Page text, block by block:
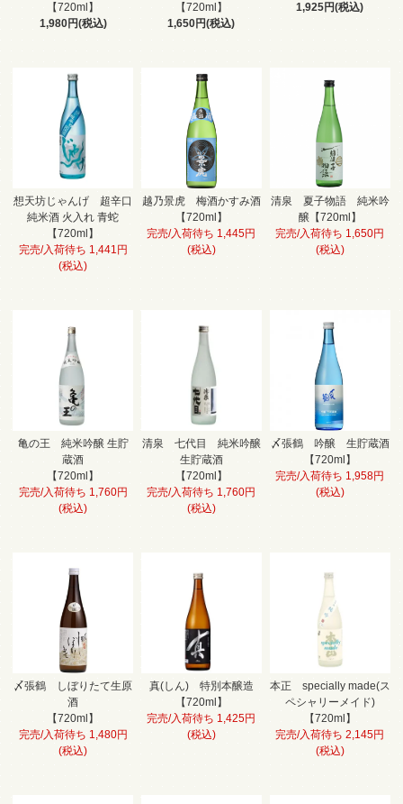
【720ml】
1,980円(税込)
【720ml】
1,650円(税込)
1,925円(税込)
想天坊じゃんげ 超辛口
純米酒 火入れ 青蛇
【720ml】
完売/入荷待ち 1,441円
(税込)
越乃景虎 梅酒かすみ酒
【720ml】
完売/入荷待ち 1,445円
(税込)
清泉 夏子物語 純米吟
醸【720ml】
完売/入荷待ち 1,650円
(税込)
亀の王 純米吟醸 生貯
蔵酒
【720ml】
完売/入荷待ち 1,760円
(税込)
清泉 七代目 純米吟醸
生貯蔵酒
【720ml】
完売/入荷待ち 1,760円
(税込)
〆張鶴 吟醸 生貯蔵酒
【720ml】
完売/入荷待ち 1,958円
(税込)
〆張鶴 しぼりたて生原
酒
【720ml】
完売/入荷待ち 1,480円
(税込)
真(しん) 特別本醸造
【720ml】
完売/入荷待ち 1,425円
(税込)
本正 specially made(ス
ペシャリーメイド)
【720ml】
完売/入荷待ち 2,145円
(税込)